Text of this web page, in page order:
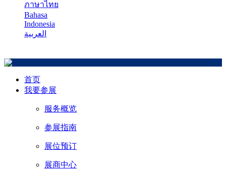
ภาษาไทย
Bahasa
Indonesia
العربية
首页
我要参展
服务概览
参展指南
展位预订
展商中心